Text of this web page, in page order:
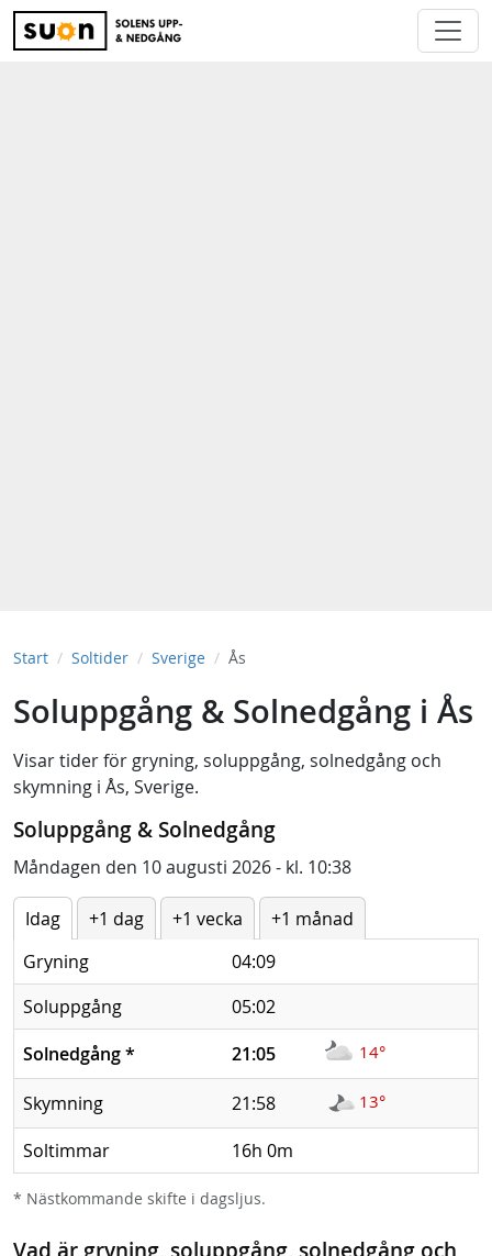
Start Soltider Sverige Ås
Soluppgång & Solnedgång i Ås
Visar tider för gryning, soluppgång, solnedgång och
skymning i Ås, Sverige.
Soluppgång & Solnedgång
Måndagen den 10 augusti 2026 - kl. 10:38
Idag +1 dag +1 vecka
+1 månad
Gryning
04:09
Soluppgång
05:02
Solnedgång* 21:05 14°
Skymning 21:58 13°
Soltimmar 16h 0m
* Nästkommande skifte i dagsljus.